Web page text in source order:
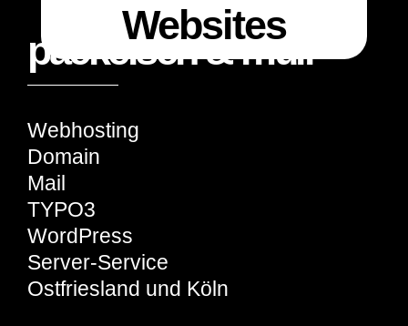
packeisen & mull
Webhosting
Domain
Mail
TYPO3
WordPress
Server-Service
Ostfriesland und Köln
Websites